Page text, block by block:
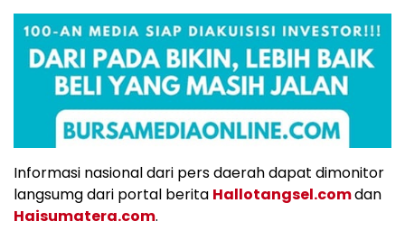
Informasi nasional dari pers daerah dapat dimonitor
langsumg dari portal berita Hallotangsel.comdan
Haisumatera.com.